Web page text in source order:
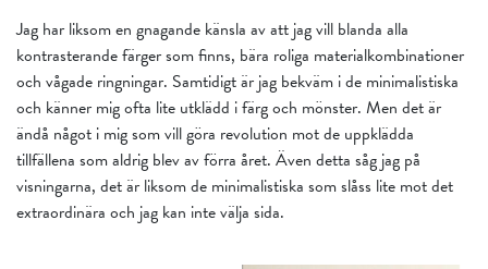
Jag har liksom en gnagande känsla av att jag vill blanda alla
kontrasterande färger som finns, bära roliga materialkombinationer
och vågade ringningar. Samtidigt är jag bekväm i de minimalistiska
och känner mig ofta lite utklädd i färg och mönster. Men det är
ändå något i mig som vill göra revolution mot de uppklädda
tillfällena som aldrig blev av förra året. Även detta såg jag på
visningarna, det är liksom de minimalistiska som slåss lite mot det
extraordinära och jag kan inte välja sida.